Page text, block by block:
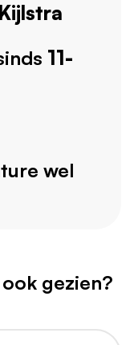
Kijlstra
11-
wel
gezien?